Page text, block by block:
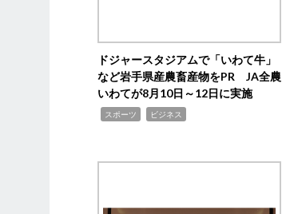
ドジャースタジアムで「いわて牛」
など岩手県産農畜産物をPR JA全農
いわてが8月10日～12日に実施
スポーツ ビジネス